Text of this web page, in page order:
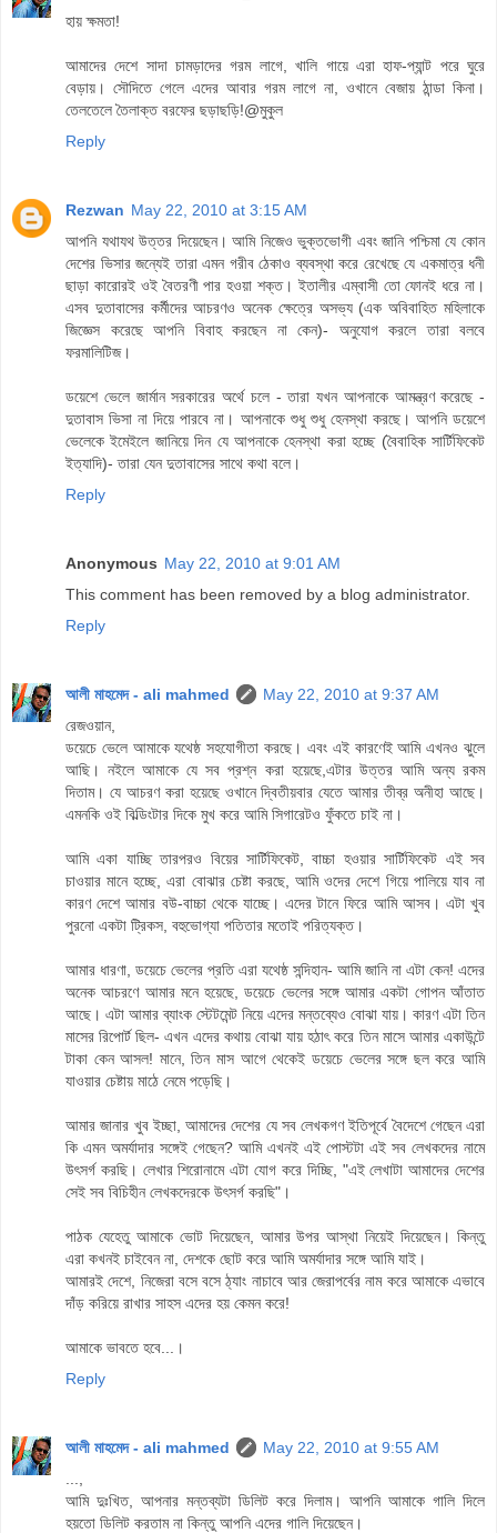
হায় ক্ষমতা!
আমাদের দেশে সাদা চামড়াদের গরম লাগে, খালি গায়ে এরা হাফ-প্যান্ট পরে ঘুরে
বেড়ায়। সৌদিতে গেলে এদের আবার গরম লাগে না, ওখানে বেজায় ঠান্ডা কিনা।
তেলতেলে তৈলাক্ত বরফের ছড়াছড়ি!@মুকুল
Reply
Rezwan May 22, 2010 at 3:15 AM
আপনি যথাযথ উত্তর দিয়েছেন। আমি নিজেও ভুক্তভোগী এবং জানি পশ্চিমা যে কোন
দেশের ভিসার জন্যেই তারা এমন গরীব ঠেকাও ব্যবস্থা করে রেখেছে যে একমাত্র ধনী
ছাড়া কারোরই ওই বৈতরণী পার হওয়া শক্ত। ইতালীর এম্বাসী তো ফোনই ধরে না।
এসব দুতাবাসের কর্মীদের আচরণও অনেক ক্ষেত্রে অসভ্য (এক অবিবাহিত মহিলাকে
জিজ্ঞেস করেছে আপনি বিবাহ করছেন না কেন)- অনুযোগ করলে তারা বলবে
ফরমালিটিজ।
ডয়েশে ভেলে জার্মান সরকারের অর্থে চলে - তারা যখন আপনাকে আমন্ত্রণ করেছে -
দুতাবাস ভিসা না দিয়ে পারবে না। আপনাকে শুধু শুধু হেনস্থা করছে। আপনি ডয়েশে
ভেলেকে ইমেইলে জানিয়ে দিন যে আপনাকে হেনস্থা করা হচ্ছে (বৈবাহিক সার্টিফিকেট
ইত্যাদি)- তারা যেন দুতাবাসের সাথে কথা বলে।
Reply
Anonymous May 22, 2010 at 9:01 AM
This comment has been removed by a blog administrator.
Reply
আলী মাহমেদ - ali mahmed
May 22, 2010 at 9:37 AM
রেজওয়ান,
ডয়েচে ভেলে আমাকে যথেষ্ঠ সহযোগীতা করছে। এবং এই কারণেই আমি এখনও ঝুলে
আছি। নইলে আমাকে যে সব প্রশ্ন করা হয়েছে,এটার উত্তর আমি অন্য রকম
দিতাম। যে আচরণ করা হয়েছে ওখানে দ্বিতীয়বার যেতে আমার তীব্র অনীহা আছে।
এমনকি ওই বিল্ডিংটার দিকে মুখ করে আমি সিগারেটও ফুঁকতে চাই না।
আমি একা যাচ্ছি তারপরও বিয়ের সার্টিফিকেট, বাচ্চা হওয়ার সার্টিফিকেট এই সব
চাওয়ার মানে হচ্ছে, এরা বোঝার চেষ্টা করছে, আমি ওদের দেশে গিয়ে পালিয়ে যাব না
কারণ দেশে আমার বউ-বাচ্চা থেকে যাচ্ছে। এদের টানে ফিরে আমি আসব। এটা খুব
পুরনো একটা ট্রিকস, বহুভোগ্যা পতিতার মতোই পরিত্যক্ত।
আমার ধারণা, ডয়েচে ভেলের প্রতি এরা যথেষ্ঠ সন্দিহান- আমি জানি না এটা কেন! এদের
অনেক আচরণে আমার মনে হয়েছে, ডয়েচে ভেলের সঙ্গে আমার একটা গোপন আঁতাত
আছে। এটা আমার ব্যাংক স্টেটমেন্ট নিয়ে এদের মন্তব্যেও বোঝা যায়। কারণ এটা তিন
মাসের রিপোর্ট ছিল- এখন এদের কথায় বোঝা যায় হঠাৎ করে তিন মাসে আমার একাউন্টে
টাকা কেন আসল! মানে, তিন মাস আগে থেকেই ডয়েচে ভেলের সঙ্গে ছল করে আমি
যাওয়ার চেষ্টায় মাঠে নেমে পড়েছি।
আমার জানার খুব ইচ্ছা, আমাদের দেশের যে সব লেখকগণ ইতিপূর্বে বৈদেশে গেছেন এরা
কি এমন অমর্যাদার সঙ্গেই গেছেন? আমি এখনই এই পোস্টটা এই সব লেখকদের নামে
উৎসর্গ করছি। লেখার শিরোনামে এটা যোগ করে দিচ্ছি, "এই লেখাটা আমাদের দেশের
সেই সব বিচিহীন লেখকদেরকে উৎসর্গ করছি"।
পাঠক যেহেতু আমাকে ভোট দিয়েছেন, আমার উপর আস্থা নিয়েই দিয়েছেন। কিন্তু
এরা কখনই চাইবেন না, দেশকে ছোট করে আমি অমর্যাদার সঙ্গে আমি যাই।
আমারই দেশে, নিজেরা বসে বসে ঠ্যাং নাচাবে আর জেরাপর্বের নাম করে আমাকে এভাবে
দাঁড় করিয়ে রাখার সাহস এদের হয় কেমন করে!
আমাকে ভাবতে হবে...।
Reply
আলী মাহমেদ - ali mahmed
May 22, 2010 at 9:55 AM
আমি দুঃখিত, আপনার মন্তব্যটা ডিলিট করে দিলাম। আপনি আমাকে গালি দিলে
হয়তো ডিলিট করতাম না কিন্তু আপনি এদের গালি দিয়েছেন।